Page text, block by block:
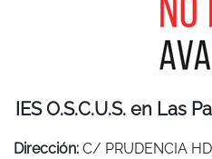
IES O.S.C.U.S. en Las
Dirección: C/ PRUDENCIA